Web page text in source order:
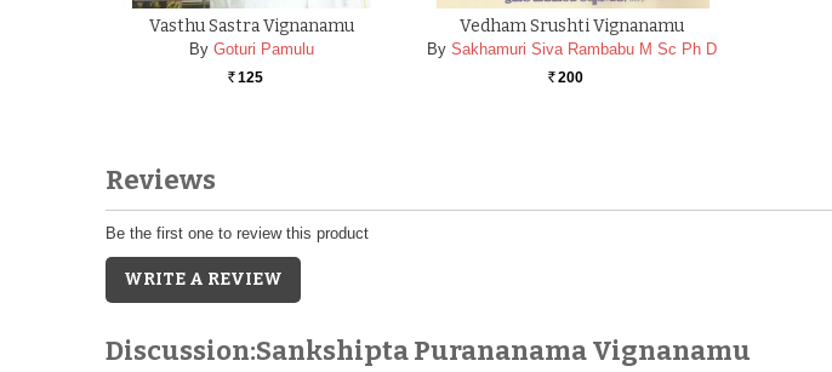
Vasthu Sastra Vignanamu
By Goturi Pamulu
Rs. 125
Vedham Srushti Vignanamu
By Sakhamuri Siva Rambabu M Sc Ph D
Rs. 200
Reviews
Be the first one to review this product
WRITE A REVIEW
Discussion:Sankshipta Purananama Vignanamu